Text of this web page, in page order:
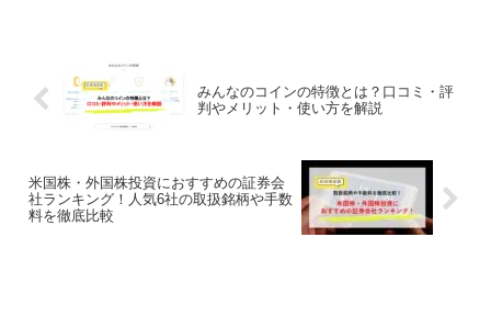
みんなのコインの特徴とは？口コミ・評
判やメリット・使い方を解説
米国株・外国株投資におすすめの証券会
社ランキング！人気6社の取扱銘柄や手数
料を徹底比較